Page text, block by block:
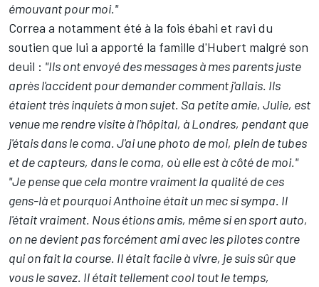
émouvant pour moi."
Correa a notamment été à la fois ébahi et ravi du
soutien que lui a apporté la famille d'Hubert malgré son
deuil : "Ils ont envoyé des messages à mes parents juste
après l'accident pour demander comment j'allais. Ils
étaient très inquiets à mon sujet. Sa petite amie, Julie, est
venue me rendre visite à l'hôpital, à Londres, pendant que
j'étais dans le coma. J'ai une photo de moi, plein de tubes
et de capteurs, dans le coma, où elle est à côté de moi."
"Je pense que cela montre vraiment la qualité de ces
gens-là et pourquoi Anthoine était un mec si sympa. Il
l'était vraiment. Nous étions amis, même si en sport auto,
on ne devient pas forcément ami avec les pilotes contre
qui on fait la course. Il était facile à vivre, je suis sûr que
vous le savez. Il était tellement cool tout le temps,